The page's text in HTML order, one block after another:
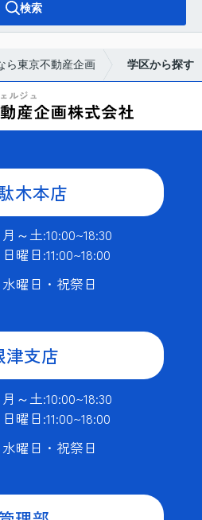
検索
ら東京不動産企画 学区から探す
木本店
月～土:10:00~18:30
日曜日:11:00~18:00
水曜日・祝祭日
津支店
月～土:10:00~18:30
日曜日:11:00~18:00
水曜日・祝祭日